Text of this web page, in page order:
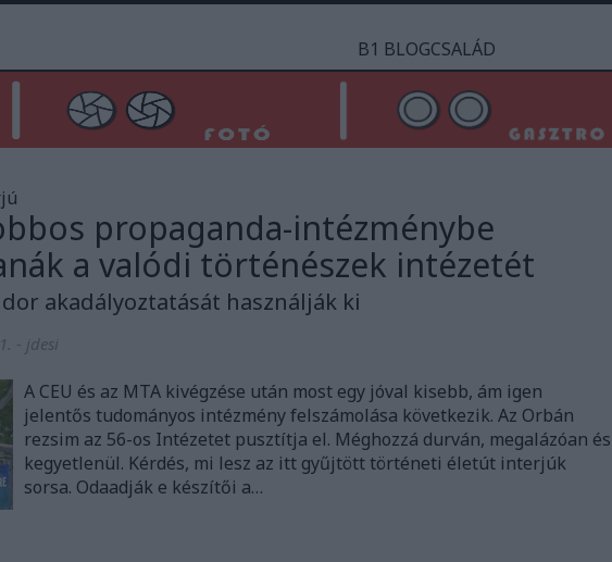
B1 BLOGCSALÁD
propaganda-intézménybe
a valódi történészek intézetét
akadályoztatását használják ki
- jdesi
A CEU és az MTA kivégzése után most egy jóval kisebb, ám igen
jelentős tudományos intézmény felszámolása következik. Az Orbán
rezsim az 56-os Intézetet pusztítja el. Méghozzá durván, megalázóan és
kegyetlenül. Kérdés, mi lesz az itt gyűjtött történeti életút interjúk
sorsa. Odaadják e készítői a…